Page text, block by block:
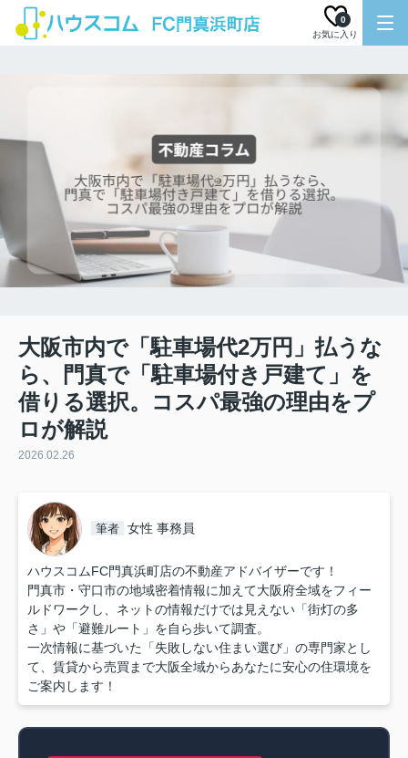
お気に入り
0
大阪市内で「駐車場代2万円」払うな
ら、門真で「駐車場付き戸建て」を
借りる選択。コスパ最強の理由をプ
ロが解説
2026.02.26
筆者 女性 事務員
ハウスコムFC門真浜町店の不動産アドバイザーです！
門真市・守口市の地域密着情報に加えて大阪府全域をフィー
ルドワークし、ネットの情報だけでは見えない「街灯の多
さ」や「避難ルート」を自ら歩いて調査。
一次情報に基づいた「失敗しない住まい選び」の専門家とし
て、賃貸から売買まで大阪全域からあなたに安心の住環境を
ご案内します！